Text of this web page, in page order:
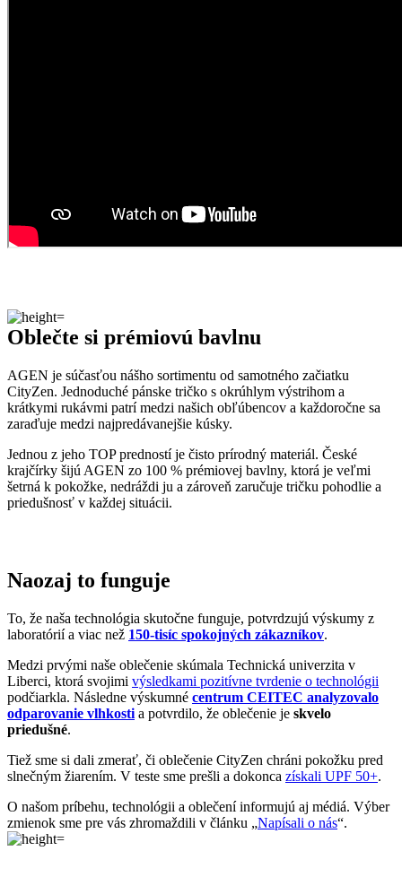
Oblečte si prémiovú bavlnu
AGEN je súčasťou nášho sortimentu od samotného začiatku
CityZen. Jednoduché pánske tričko s okrúhlym výstrihom a
krátkymi rukávmi patrí medzi našich obľúbencov a každoročne sa
zaraďuje medzi najpredávanejšie kúsky.
Jednou z jeho TOP predností je čisto prírodný materiál. České
krajčírky šijú AGEN zo 100 % prémiovej bavlny, ktorá je veľmi
šetrná k pokožke, nedráždi ju a zároveň zaručuje tričku pohodlie a
priedušnosť v každej situácii.
Naozaj to funguje
To, že naša technológia skutočne funguje, potvrdzujú výskumy z
laboratórií a viac než 150-tisíc spokojných zákazníkov.
Medzi prvými naše oblečenie skúmala Technická univerzita v
Liberci, ktorá svojimi výsledkami pozitívne tvrdenie o technológii
podčiarkla. Následne výskumné centrum CEITEC analyzovalo
odparovanie vlhkosti a potvrdilo, že oblečenie je skvelo
priedušné.
Tiež sme si dali zmerať, či oblečenie CityZen chráni pokožku pred
slnečným žiarením. V teste sme prešli a dokonca získali UPF 50+.
O našom príbehu, technológii a oblečení informujú aj médiá. Výber
zmienok sme pre vás zhromaždili v článku „Napísali o nás“.